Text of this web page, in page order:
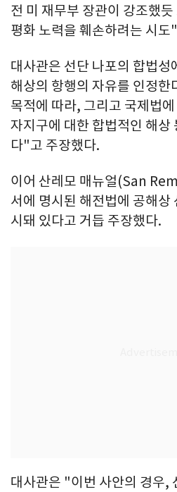
전 미 재무부 장관이 강조했
평화 노력을 훼손하려는 시
대사관은 선단 나포의 합법
해상의 항행의 자유를 인정
목적에 따라, 그리고 국제법
자지구에 대한 합법적인 해상
다"고 주장했다.
이어 산레모 매뉴얼(San
서에 명시된 해전법에 공해상
시돼 있다고 거듭 주장했다.
대사관은 "이번 사안의 경우,